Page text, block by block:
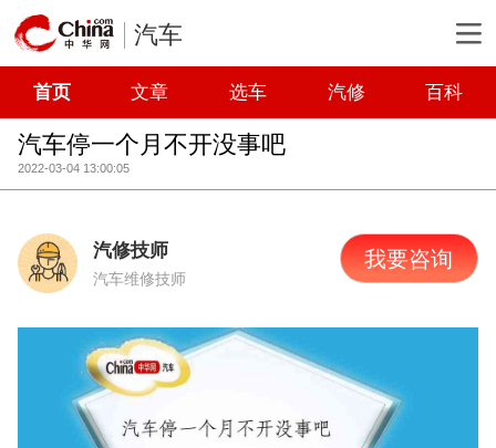
汽车
首页 文章 选车 汽修 百科
汽车停一个月不开没事吧
2022-03-04 13:00:05
汽修技师
汽车维修技师
我要咨询